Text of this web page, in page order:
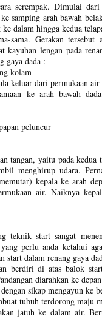
serempak. Dimulai
samping arah bawah
dalam hingga kedua
sama. Gerakan tersebut
kayuhan lengan pada
gaya dada :
kolam
keluar dari permukaan air
ke arah bawah
peluncur
tangan, yaitu pada
menghirup udara.
kepala ke arah
air. Naiknya
teknik start sangat
perlu anda ketahui
dalam renang gaya
berdiri di atas balok
diarahkan ke
sikap mengayun ke
tubuh terdorong maju
jatuh ke dalam air.